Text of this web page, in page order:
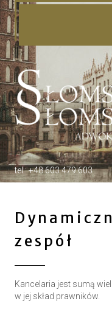
tel.: +48 603 479 603
zespół
Kancelaria jest sumą
w jej skład prawników.